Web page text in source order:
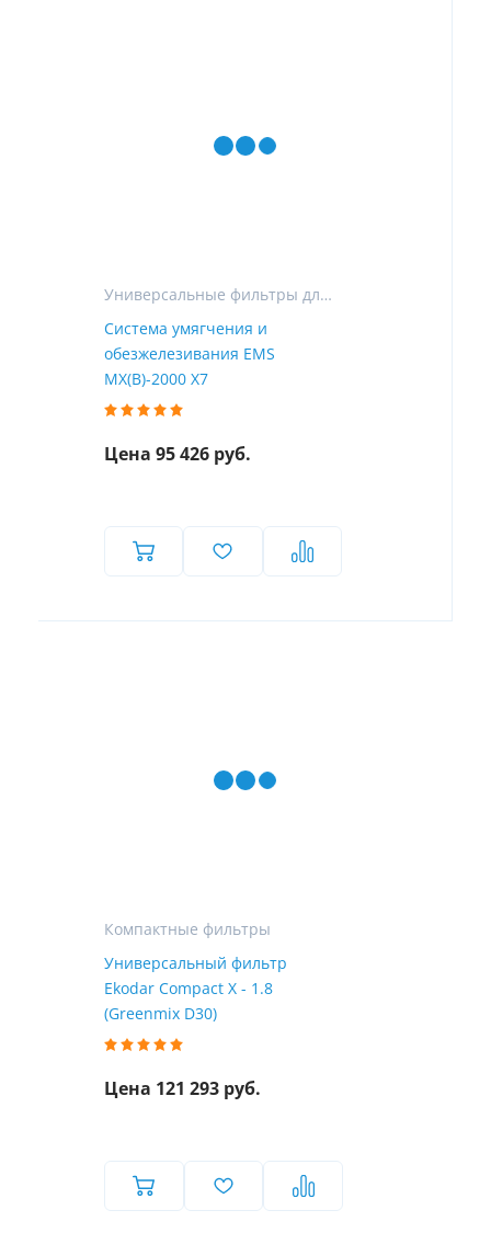
Универсальные фильтры для очистки воды в частном доме
Система умягчения и
обезжелезивания EMS
MX(B)-2000 X7
Цена 95 426 руб.
Компактные фильтры
Универсальный фильтр
Ekodar Compact X - 1.8
(Greenmix D30)
Цена 121 293 руб.